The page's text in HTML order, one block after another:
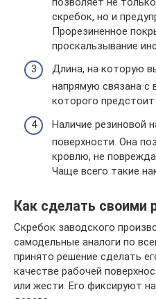
скребок, но и
Прорезиненное
проскальзывание
Длина, на которую
напрямую связана с
которого предстоит
Наличие резиновой
поверхности. Она
кровлю, не
Чаще всего такие
Как сделать своими
Скребок заводского
самодельные аналоги по
принято решение сделать
качестве рабочей
или жести. Его фиксируют